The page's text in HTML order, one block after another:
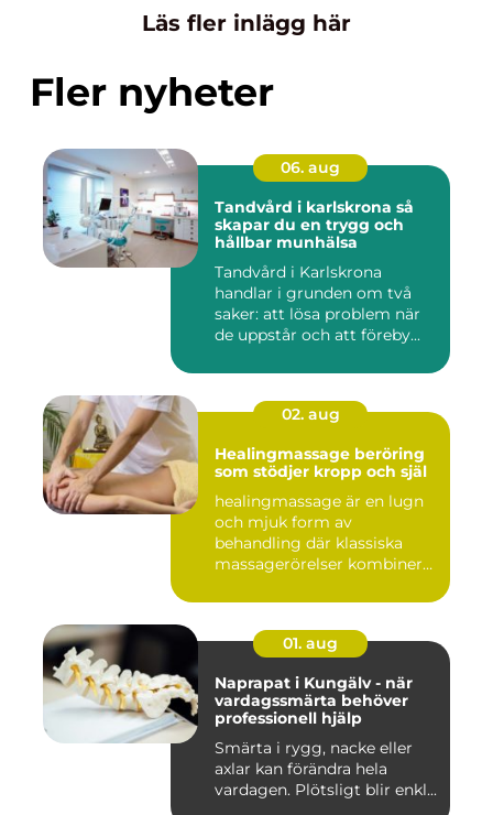
Läs fler inlägg här
Fler nyheter
06. aug
Tandvård i karlskrona så
skapar du en trygg och
hållbar munhälsa
Tandvård i Karlskrona
handlar i grunden om två
saker: att lösa problem när
de uppstår och att föreby...
02. aug
Healingmassage beröring
som stödjer kropp och själ
healingmassage är en lugn
och mjuk form av
behandling där klassiska
massagerörelser kombineras
01. aug
Naprapat i Kungälv - när
vardagssmärta behöver
professionell hjälp
Smärta i rygg, nacke eller
axlar kan förändra hela
vardagen. Plötsligt blir enkl...